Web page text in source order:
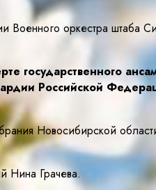
Военного оркестра штаба
Российской
Новосибирской
Нина Грачева.